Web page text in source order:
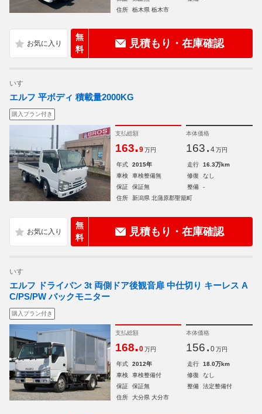
住所
栃木県 栃木市
無
料
見積もり・在庫確認
いすゞ
エルフ 平ボディ 積載量2000KG
購入プラン付き
支払総額
163.9 万円
本体価格
163. 4 万円
年式 2015年 走行
16.3万km
車検
車検整備無 修復
なし
保証
保証無 整備
-
住所
新潟県 北蒲原郡聖籠町
無
料
見積もり・在庫確認
いすゞ
エルフ ドライバン 3t 両側ドア後観音扉 中仕切り キーレス A
C/PS/PW バックモニター
購入プラン付き
支払総額
168.0 万円
本体価格
156. 0 万円
年式 2012年 走行
18.0万km
車検
車検整備付 修復
なし
保証
保証無 整備
法定整備付
住所
大分県 大分市